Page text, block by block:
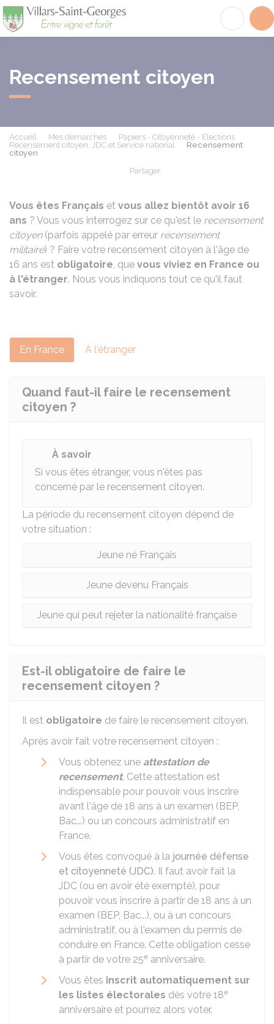
Recensement citoyen
Accueil Mes démarches
Papiers - Citoyenneté - Élections
Recensement citoyen, JDC et Service national
Recensement
citoyen
Partager
Vous êtes Français et vous allez bientôt avoir 16
ans ? Vous vous interrogez sur ce qu'est le recensement
citoyen(parfois appelé par erreur recensement
militaire) ? Faire votre recensement citoyen à l'âge de
16 ans est obligatoire, que vous viviez en France ou
à l'étranger. Nous vous indiquons tout ce qu'il faut
savoir.
En France À l'étranger
Quand faut-il faire le recensement
citoyen ?
À savoir
Si vous êtes étranger, vous n'êtes pas
concerné par le recensement citoyen.
La période du recensement citoyen dépend de
votre situation :
Jeune né Français
Jeune devenu Français
Jeune qui peut rejeter la nationalité française
Est-il obligatoire de faire le
recensement citoyen ?
Il est obligatoire de faire le recensement citoyen.
Après avoir fait votre recensement citoyen :
Vous obtenez une attestation de
recensement. Cette attestation est
indispensable pour pouvoir vous inscrire
avant l'âge de 18 ans à un examen (BEP,
Bac...) ou un concours administratif en
France.
Vous êtes convoqué à la journée défense
et citoyenneté (JDC). Il faut avoir fait la
JDC (ou en avoir été exempté), pour
pouvoir vous inscrire à partir de 18 ans à un
examen (BEP, Bac...), ou à un concours
administratif, ou à l'examen du permis de
conduire en France. Cette obligation cesse
à partir de votre 25e anniversaire.
Vous êtes inscrit automatiquement sur
les listes électorales dès votre 18e
anniversaire et pourrez alors voter.